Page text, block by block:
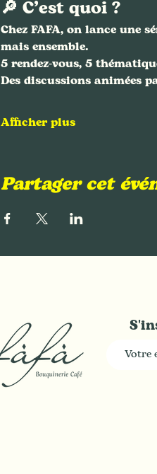
🔎 C’est quoi ?
Chez FAFA, on lance une
mais ensemble.
5 rendez-vous, 5
Des discussions animées
Afficher plus
Partager cet